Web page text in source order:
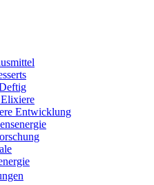
Entwicklung